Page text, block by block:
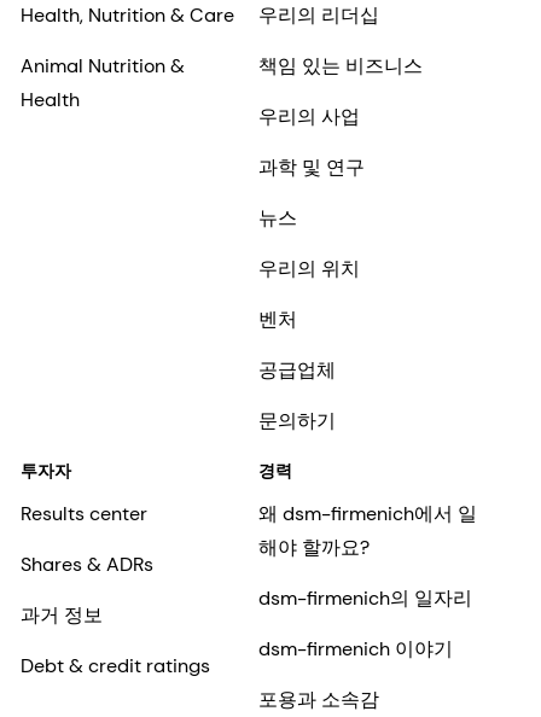
Health, Nutrition & Care
Animal Nutrition &
Health
우리의 리더십
책임 있는 비즈니스
우리의 사업
과학 및 연구
뉴스
우리의 위치
벤처
공급업체
문의하기
투자자
Results center
Shares & ADRs
과거 정보
Debt & credit ratings
경력
왜 dsm-firmenich에서 일
해야 할까요?
dsm-firmenich의 일자리
dsm-firmenich 이야기
포용과 소속감